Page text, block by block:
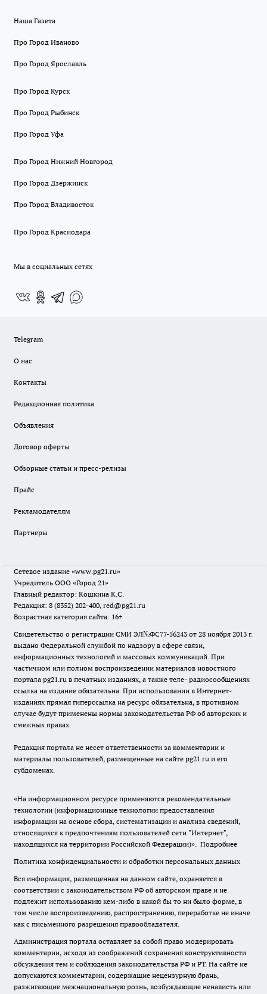
Наша Газета
Про Город Иваново
Про Город Ярославль
Про Город Курск
Про Город Рыбинск
Про Город Уфа
Про Город Нижний Новгород
Про Город Дзержинск
Про Город Владивосток
Про Город Краснодара
Мы в социальных сетях
Telegram
О нас
Контакты
Редакционная политика
Объявления
Договор оферты
Обзорные статьи и пресс-релизы
Прайс
Рекламодателям
Партнеры
Сетевое издание «www.pg21.ru»
Учредитель ООО «Город 21»
Главный редактор: Кошкина К.С.
Редакция: 8 (8352) 202-400, red@pg21.ru
Возрастная категория сайта: 16+
Свидетельство о регистрации СМИ ЭЛ№ФС77-56243 от 28 ноября 2013 г.
выдано Федеральной службой по надзору в сфере связи,
информационных технологий и массовых коммуникаций. При
частичном или полном воспроизведении материалов новостного
портала pg21.ru в печатных изданиях, а также теле- радиосообщениях
ссылка на издание обязательна. При использовании в Интернет-
изданиях прямая гиперссылка на ресурс обязательна, в противном
случае будут применены нормы законодательства РФ об авторских и
смежных правах.
Редакция портала не несет ответственности за комментарии и
материалы пользователей, размещенные на сайте pg21.ru и его
субдоменах.
«На информационном ресурсе применяются рекомендательные
технологии (информационные технологии предоставления
информации на основе сбора, систематизации и анализа сведений,
относящихся к предпочтениям пользователей сети "Интернет",
находящихся на территории Российской Федерации)». Подробнее
Политика конфиденциальности и обработки персональных данных
Вся информация, размещенная на данном сайте, охраняется в
соответствии с законодательством РФ об авторском праве и не
подлежит использованию кем-либо в какой бы то ни было форме, в
том числе воспроизведению, распространению, переработке не иначе
как с письменного разрешения правообладателя.
Администрация портала оставляет за собой право модерировать
комментарии, исходя из соображений сохранения конструктивности
обсуждения тем и соблюдения законодательства РФ и РТ. На сайте не
допускаются комментарии, содержащие нецензурную брань,
разжигающие межнациональную рознь, возбуждающие ненависть или